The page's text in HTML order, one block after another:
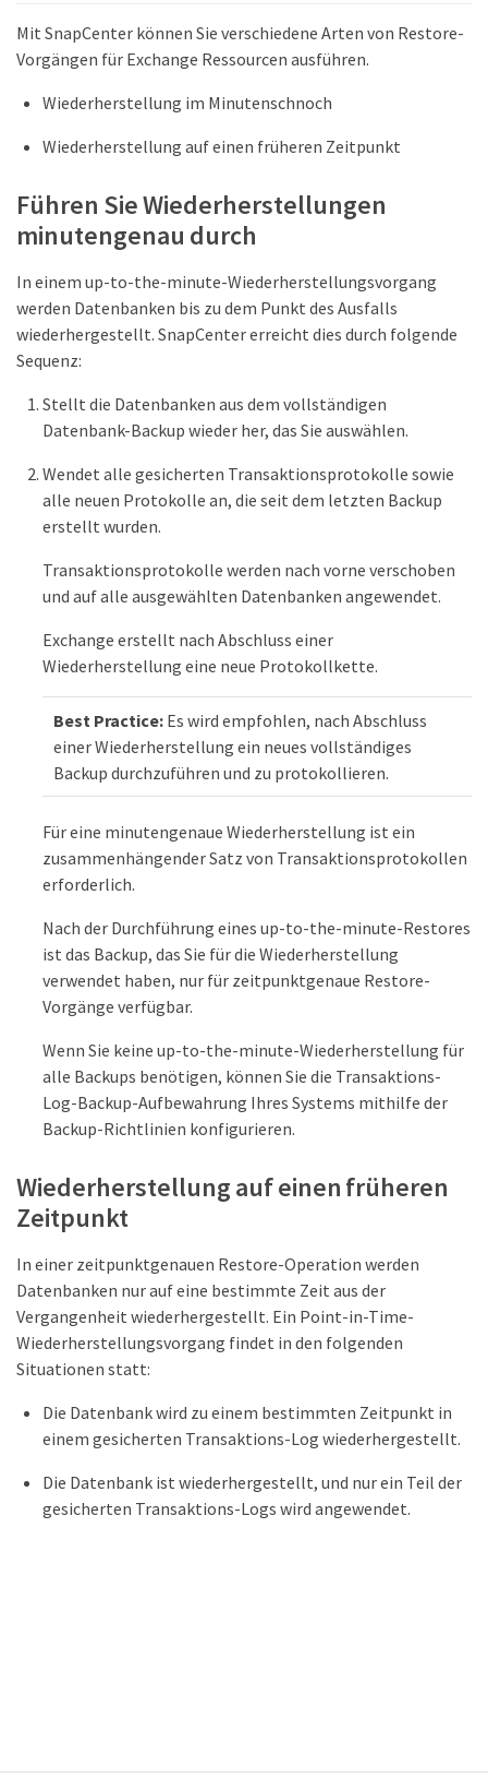
Mit SnapCenter können Sie verschiedene Arten von Restore-
Vorgängen für Exchange Ressourcen ausführen.
Wiederherstellung im Minutenschnoch
Wiederherstellung auf einen früheren Zeitpunkt
Führen Sie Wiederherstellungen
minutengenau durch
In einem up-to-the-minute-Wiederherstellungsvorgang
werden Datenbanken bis zu dem Punkt des Ausfalls
wiederhergestellt. SnapCenter erreicht dies durch folgende
Sequenz:
Stellt die Datenbanken aus dem vollständigen
Datenbank-Backup wieder her, das Sie auswählen.
Wendet alle gesicherten Transaktionsprotokolle sowie
alle neuen Protokolle an, die seit dem letzten Backup
erstellt wurden.
Transaktionsprotokolle werden nach vorne verschoben
und auf alle ausgewählten Datenbanken angewendet.
Exchange erstellt nach Abschluss einer
Wiederherstellung eine neue Protokollkette.
Best Practice:Es wird empfohlen, nach Abschluss
einer Wiederherstellung ein neues vollständiges
Backup durchzuführen und zu protokollieren.
Für eine minutengenaue Wiederherstellung ist ein
zusammenhängender Satz von Transaktionsprotokollen
erforderlich.
Nach der Durchführung eines up-to-the-minute-Restores
ist das Backup, das Sie für die Wiederherstellung
verwendet haben, nur für zeitpunktgenaue Restore-
Vorgänge verfügbar.
Wenn Sie keine up-to-the-minute-Wiederherstellung für
alle Backups benötigen, können Sie die Transaktions-
Log-Backup-Aufbewahrung Ihres Systems mithilfe der
Backup-Richtlinien konfigurieren.
Wiederherstellung auf einen früheren
Zeitpunkt
In einer zeitpunktgenauen Restore-Operation werden
Datenbanken nur auf eine bestimmte Zeit aus der
Vergangenheit wiederhergestellt. Ein Point-in-Time-
Wiederherstellungsvorgang findet in den folgenden
Situationen statt:
Die Datenbank wird zu einem bestimmten Zeitpunkt in
einem gesicherten Transaktions-Log wiederhergestellt.
Die Datenbank ist wiederhergestellt, und nur ein Teil der
gesicherten Transaktions-Logs wird angewendet.